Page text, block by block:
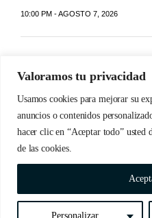
Valoramos tu privacidad
Usamos cookies para mejorar su
anuncios o contenidos
hacer clic en “Aceptar todo” usted
de las cookies.
Personalizar
10:00 PM - AGOSTO 7, 2026